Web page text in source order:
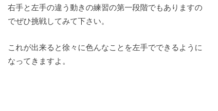
右手と左手の違う動きの練習の第一段階でもありますの
でぜひ挑戦してみて下さい。
これが出来ると徐々に色んなことを左手でできるように
なってきますよ。